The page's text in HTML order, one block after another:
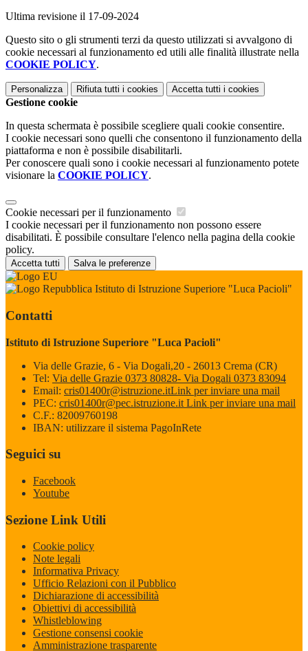
Ultima revisione il 17-09-2024
Questo sito o gli strumenti terzi da questo utilizzati si avvalgono di
cookie necessari al funzionamento ed utili alle finalità illustrate nella
COOKIE POLICY.
Personalizza Rifiuta tutti i cookies Accetta tutti i cookies
Gestione cookie
In questa schermata è possibile scegliere quali cookie consentire.
I cookie necessari sono quelli che consentono il funzionamento della
piattaforma e non è possibile disabilitarli.
Per conoscere quali sono i cookie necessari al funzionamento potete
visionare la COOKIE POLICY.
Cookie necessari per il funzionamento
I cookie necessari per il funzionamento non possono essere
disabilitati. È possibile consultare l'elenco nella pagina della cookie
policy.
Accetta tutti Salva le preferenze
Istituto di Istruzione Superiore "Luca Pacioli"
Contatti
Istituto di Istruzione Superiore "Luca Pacioli"
Via delle Grazie, 6 - Via Dogali,20 - 26013 Crema (CR)
Tel: Via delle Grazie 0373 80828- Via Dogali 0373 83094
Email: cris01400r@istruzione.itLink per inviare una mail
PEC: cris01400r@pec.istruzione.it Link per inviare una mail
C.F.: 82009760198
IBAN: utilizzare il sistema PagoInRete
Seguici su
Facebook
Youtube
Sezione Link Utili
Cookie policy
Note legali
Informativa Privacy
Ufficio Relazioni con il Pubblico
Dichiarazione di accessibilità
Obiettivi di accessibilità
Whistleblowing
Gestione consensi cookie
Amministrazione trasparente